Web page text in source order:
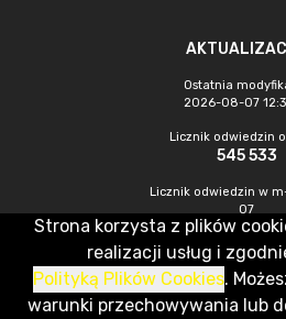
Ostatnia
2026-08-07
Licznik odwiedzin
545 533
Licznik odwiedzin w
07
1 549
CMS & Hosting: Nefeni Sp. z o.o.
Strona korzysta z plików
realizacji usług i
Polityką Plików Cookies.
warunki przechowywania lub